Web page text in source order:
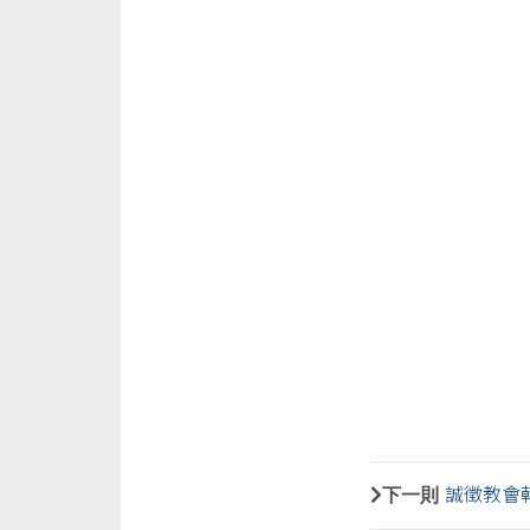
下一則 誠徵教會